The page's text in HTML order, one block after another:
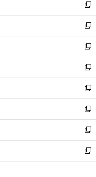
で
開
く
ド
ウ
で
開
く
ィ
ン
ド
ウ
で
開
く
い
ウ
ィ
ン
ド
ウ
で
開
く
新
し
い
ウ
ィ
ン
ド
ウ
で
開
く
新
し
い
ウ
ィ
ン
ド
ウ
で
開
く
新
し
い
ウ
ィ
ン
ド
ウ
で
開
く
新
し
い
ウ
ィ
ン
ド
ウ
で
開
新
し
い
ウ
ィ
ン
ド
ウ
新
し
い
ウ
ィ
ン
新
し
い
ウ
新
し